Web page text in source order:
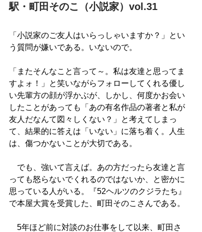
駅・町田そのこ（小説家）vol.31
「小説家のご友人はいらっしゃいますか？」とい
う質問が嫌いである。いないので。
「またそんなこと言って～。私は友達と思ってま
すよォ！」と笑いながらフォローしてくれる優し
い先輩方の顔が浮かぶが、しかし、何度かお会い
したことがあっても「あの有名作品の著者と私が
友人だなんて図々しくない？」と考えてしまっ
て、結果的に答えは「いない」に落ち着く。人生
は、傷つかないことが大切である。
でも、強いて言えば。あの方だったら友達と言
っても怒らないでくれるのではないか、と密かに
思っている人がいる。『52ヘルツのクジラたち』
で本屋大賞を受賞した、町田そのこさんである。
5年ほど前に対談のお仕事をして以来、町田さ